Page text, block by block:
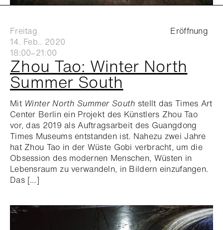
Freitag
14. Feb.. 2020
18:00–21:00
Zhou Tao: Winter North
Summer South
Eröffnung
Mit Winter North Summer South stellt das Times Art
Center Berlin ein Projekt des Künstlers Zhou Tao
vor, das 2019 als Auftragsarbeit des Guangdong
Times Museums entstanden ist. Nahezu zwei Jahre
hat Zhou Tao in der Wüste Gobi verbracht, um die
Obsession des modernen Menschen, Wüsten in
Lebensraum zu verwandeln, in Bildern einzufangen.
Das […]